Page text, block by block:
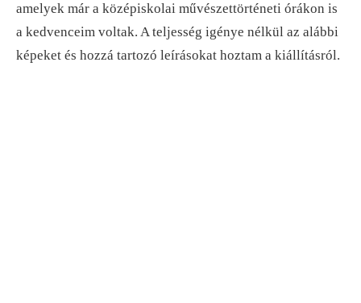
amelyek már a középiskolai művészettörténeti órákon is
a kedvenceim voltak. A teljesség igénye nélkül az alábbi
képeket és hozzá tartozó leírásokat hoztam a kiállításról.